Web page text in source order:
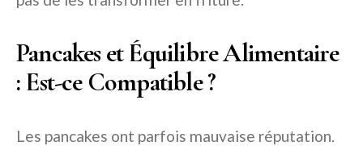
Pancakes et Équilibre Alimentaire
: Est-ce Compatible ?
Les pancakes ont parfois mauvaise réputation.